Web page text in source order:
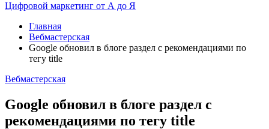
Цифровой маркетинг от А до Я
Главная
Вебмастерская
Google обновил в блоге раздел с рекомендациями по
тегу title
Вебмастерская
Google обновил в блоге раздел с
рекомендациями по тегу title